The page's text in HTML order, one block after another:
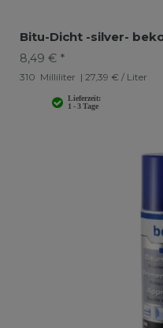
Bitu-Dicht -silver-
8,49 € *
310 Milliliter | 27,39 € / Liter